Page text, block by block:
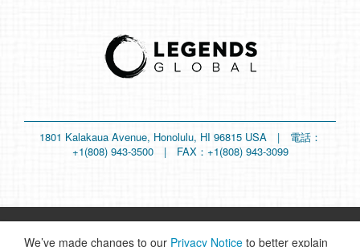
1801 Kalakaua Avenue, Honolulu, HI 96815 USA | 電話：
+1(808) 943-3500 | FAX：+1(808) 943-3099
We’ve made changes to our Privacy Notice to better explain